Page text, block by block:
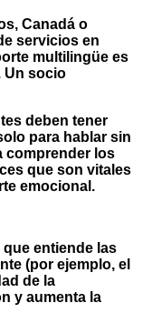
Canadá o
servicios en
multilingüe es
Un socio
deben tener
para hablar sin
comprender los
que son vitales
emocional.
entiende las
(por ejemplo, el
de la
y aumenta la